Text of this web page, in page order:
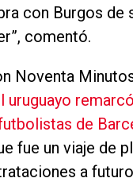
con Burgos de
comentó.
Noventa
uruguayo
de
fue un viaje de
a